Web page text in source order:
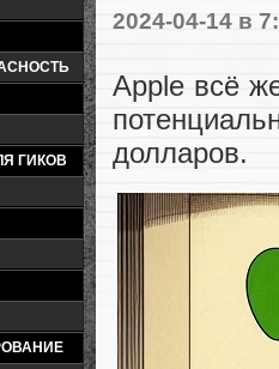
ГИКОВ
2024-04-14 в
Apple всё
долларов.